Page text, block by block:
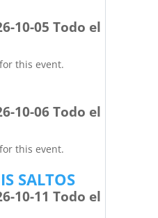
10-05 Todo el
this event.
10-06 Todo el
this event.
SALTOS
10-11 Todo el